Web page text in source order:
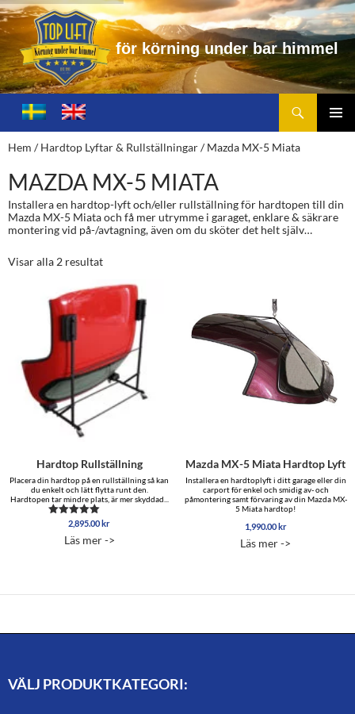
för körning under bar himme
Toplift.se – för körning under bar himmel
HOPPA
TILL
INNEHÅLL
Hem /Hardtop Lyftar & Rullställningar/ Mazda MX-5 Miata
MAZDA MX-5 MIATA
Installera en hardtop-lyft och/eller rullställning för hardtopen till din
Mazda MX-5 Miata och få mer utrymme i garaget, enklare & säkrare
montering vid på-/avtagning, även om du sköter det helt själv…
Visar alla 2 resultat
Hardtop Rullställning
Placera din hardtop på en rullställning så kan
du enkelt och lätt flytta runt den.
Hardtopen tar mindre plats, är mer skyddad...
Betygsatt
av 5
2,895.00 kr
Läs mer ->
Mazda MX-5 Miata Hardtop Lyft
Installera en hardtoplyft i ditt garage eller din
carport för enkel och smidig av- och
påmontering samt förvaring av din Mazda MX-
5 Miata hardtop!
1,990.00 kr
Läs mer ->
VÄLJ PRODUKTKATEGORI: